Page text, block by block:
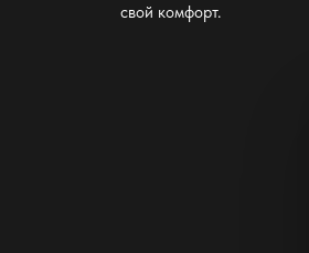
свой комфорт.